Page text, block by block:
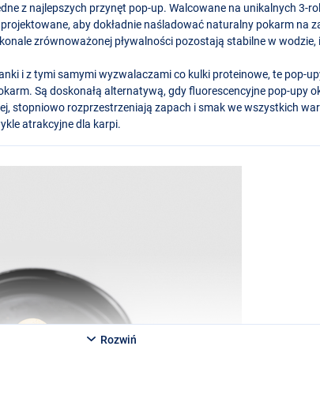
z najlepszych przynęt pop-up. Walcowane na unikalnych 3-
aby dokładnie naśladować naturalny pokarm na
zrównoważonej pływalności pozostają stabilne w wodzie,
i z tymi samymi wyzwalaczami co kulki proteinowe, te pop-
Są doskonałą alternatywą, gdy fluorescencyjne pop-upy
stopniowo rozprzestrzeniają zapach i smak we wszystkich
atrakcyjne dla karpi.
Rozwiń